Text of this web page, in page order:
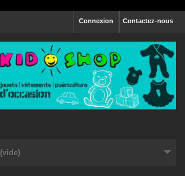
Contactez-nous
Connexion
(vide)